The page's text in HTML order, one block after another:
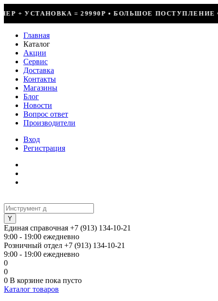
• БОЛЬШОЕ ПОСТУПЛЕНИЕ ФРЕОНА • СКИДКИ ДО
Главная
Каталог
Акции
Сервис
Доставка
Контакты
Магазины
Блог
Новости
Вопрос ответ
Производители
Вход
Регистрация
Единая справочная +7 (913) 134-10-21
9:00 - 19:00 ежедневно
Розничный отдел +7 (913) 134-10-21
9:00 - 19:00 ежедневно
0
0
0 В корзине пока пусто
Каталог товаров